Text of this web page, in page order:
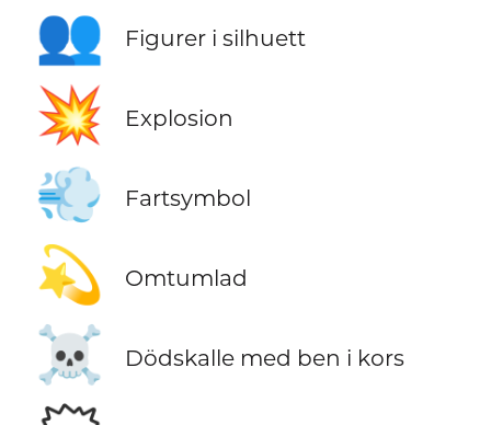
👥 Figurer i silhuett
💥 Explosion
💨 Fartsymbol
💫 Omtumlad
☠️ Dödskalle med ben i kors